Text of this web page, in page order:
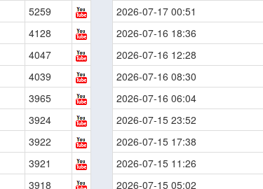
5259
4128
4047
4039
3965
3924
3922
3921
3918
2026-07-17 00:51
2026-07-16 18:36
2026-07-16 12:28
2026-07-16 08:30
2026-07-16 06:04
2026-07-15 23:52
2026-07-15 17:38
2026-07-15 11:26
2026-07-15 05:02